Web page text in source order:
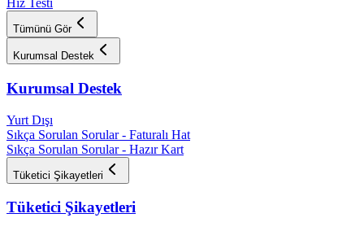
Hız Testi
Tümünü Gör
Kurumsal Destek
Kurumsal Destek
Yurt Dışı
Sıkça Sorulan Sorular - Faturalı Hat
Sıkça Sorulan Sorular - Hazır Kart
Tüketici Şikayetleri
Tüketici Şikayetleri